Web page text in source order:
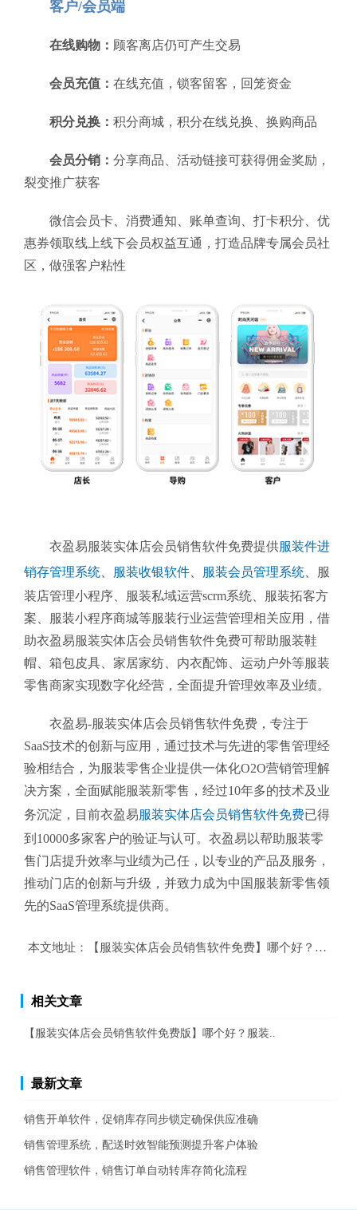
客户/会员端
在线购物： 顾客离店仍可产生交易
会员充值： 在线充值，锁客留客，回笼资金
积分兑换： 积分商城，积分在线兑换、换购商品
会员分销： 分享商品、活动链接可获得佣金奖励，
裂变推广获客
微信会员卡、消费通知、账单查询、打卡积分、优
惠券领取线上线下会员权益互通，打造品牌专属会员社
区，做强客户粘性
衣盈易服装实体店会员销售软件免费提供服装件进
销存管理系统
服装收银软件 服装会员管理系统 、服
装店管理小程序、服装私域运营scrm系统、服装拓客方
案、服装小程序商城等服装行业运营管理相关应用，借
助衣盈易服装实体店会员销售软件免费可帮助服装鞋
帽、箱包皮具、家居家纺、内衣配饰、运动户外等服装
零售商家实现数字化经营，全面提升管理效率及业绩。
衣盈易-服装实体店会员销售软件免费 ，专注于
SaaS技术的创新与应用，通过技术与先进的零售管理经
验相结合，为服装零售企业提供一体化O2O营销管理解
决方案，全面赋能服装新零售，经过10年多的技术及业
务沉淀，目前衣盈易服装实体店会员销售软件免费已得
到10000多家客户的验证与认可。衣盈易以帮助服装零
售门店提升效率与业绩为己任，以专业的产品及服务，
推动门店的创新与升级，并致力成为中国服装新零售领
先的SaaS管理系统提供商。
本文地址： 【服装实体店会员销售软件免费】哪个好？服装
相关文章
【服装实体店会员销售软件免费版】哪个好？服装..
最新文章
销售开单软件，促销库存同步锁定确保供应准确
销售管理系统，配送时效智能预测提升客户体验
销售管理软件，销售订单自动转库存简化流程